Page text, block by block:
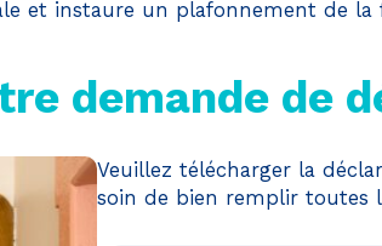
et instaure un plafonnement de
demande de
Veuillez télécharger la
soin de bien remplir toutes